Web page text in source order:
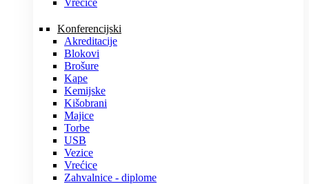
Vrećice
Konferencijski
Akreditacije
Blokovi
Brošure
Kape
Kemijske
Kišobrani
Majice
Torbe
USB
Vezice
Vrećice
Zahvalnice - diplome